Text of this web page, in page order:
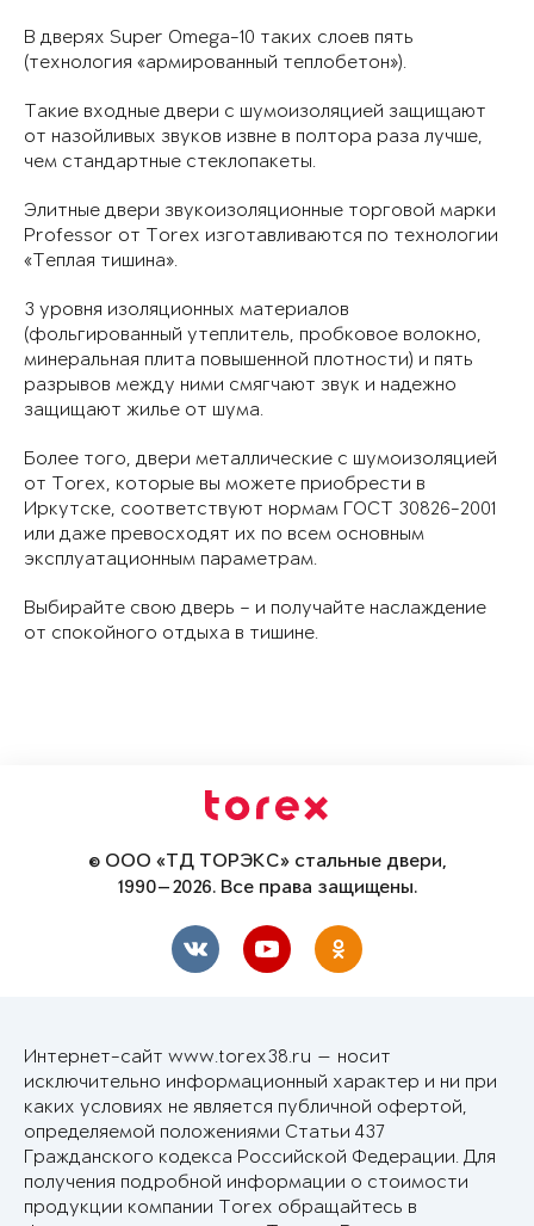
В дверях Super Omega-10 таких слоев пять
(технология «армированный теплобетон»).
Такие входные двери с шумоизоляцией защищают
от назойливых звуков извне в полтора раза лучше,
чем стандартные стеклопакеты.
Элитные двери звукоизоляционные торговой марки
Professor от Torex изготавливаются по технологии
«Теплая тишина».
3 уровня изоляционных материалов
(фольгированный утеплитель, пробковое волокно,
минеральная плита повышенной плотности) и пять
разрывов между ними смягчают звук и надежно
защищают жилье от шума.
Более того, двери металлические с шумоизоляцией
от Torex, которые вы можете приобрести в
Иркутске, соответствуют нормам ГОСТ 30826-2001
или даже превосходят их по всем основным
эксплуатационным параметрам.
Выбирайте свою дверь – и получайте наслаждение
от спокойного отдыха в тишине.
© ООО «ТД ТОРЭКС» стальные двери,
1990—2026. Все права защищены.
Интернет-сайт www.torex38.ru — носит
исключительно информационный характер и ни при
каких условиях не является публичной офертой,
определяемой положениями Статьи 437
Гражданского кодекса Российской Федерации. Для
получения подробной информации о стоимости
продукции компании Torex обращайтесь в